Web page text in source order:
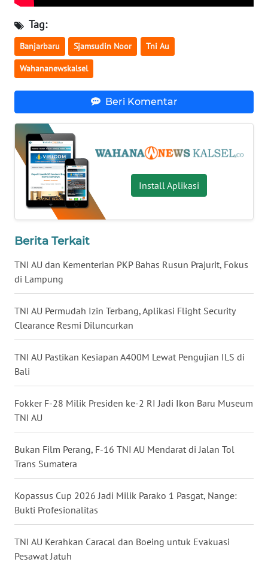
Tag:
Banjarbaru Sjamsudin Noor Tni Au
Wahananewskalsel
Beri Komentar
Install Aplikasi
Berita Terkait
TNI AU dan Kementerian PKP Bahas Rusun Prajurit, Fokus
di Lampung
TNI AU Permudah Izin Terbang, Aplikasi Flight Security
Clearance Resmi Diluncurkan
TNI AU Pastikan Kesiapan A400M Lewat Pengujian ILS di
Bali
Fokker F-28 Milik Presiden ke-2 RI Jadi Ikon Baru Museum
TNI AU
Bukan Film Perang, F-16 TNI AU Mendarat di Jalan Tol
Trans Sumatera
Kopassus Cup 2026 Jadi Milik Parako 1 Pasgat, Nange:
Bukti Profesionalitas
TNI AU Kerahkan Caracal dan Boeing untuk Evakuasi
Pesawat Jatuh
JATENG
WN
NUSANTARA
JOGJA
WN
JATIM
WN
BALI
WN
KALBAR
WN
KALTENG
WN
WN
SULSEL
WN
GORONTALO
WN
SULUT